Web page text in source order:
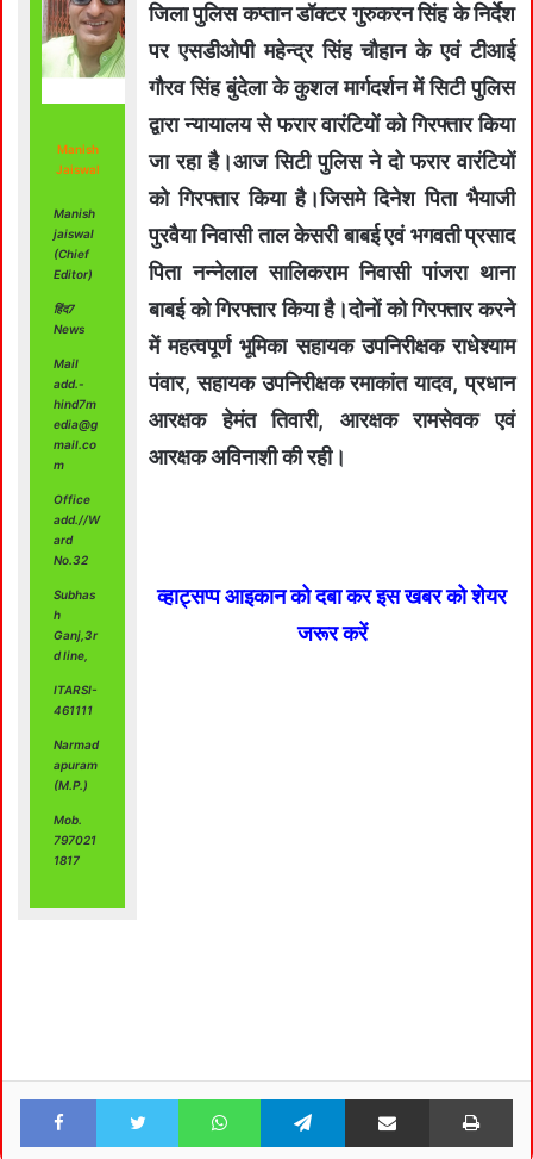
Manish
Jaiswal
Manish
jaiswal
(Chief
Editor)
हिंद7
News
Mail
add.-
hind7m
edia@g
mail.co
m
Office
add.//W
ard
No.32
Subhas
h
Ganj,3r
d line,
ITARSI-
461111
Narmad
apuram
(M.P.)
Mob.
797021
1817
जिला पुलिस कप्तान डॉक्टर गुरुकरन सिंह के निर्देश
पर एसडीओपी महेन्द्र सिंह चौहान के एवं टीआई
गौरव सिंह बुंदेला के कुशल मार्गदर्शन में सिटी पुलिस
द्वारा न्यायालय से फरार वारंटियों को गिरफ्तार किया
जा रहा है।आज सिटी पुलिस ने दो फरार वारंटियों
को गिरफ्तार किया है।जिसमे दिनेश पिता भैयाजी
पुरवैया निवासी ताल केसरी बाबई एवं भगवती प्रसाद
पिता नन्नेलाल सालिकराम निवासी पांजरा थाना
बाबई को गिरफ्तार किया है।दोनों को गिरफ्तार करने
में महत्वपूर्ण भूमिका सहायक उपनिरीक्षक राधेश्याम
पंवार, सहायक उपनिरीक्षक रमाकांत यादव, प्रधान
आरक्षक हेमंत तिवारी, आरक्षक रामसेवक एवं
आरक्षक अविनाशी की रही।
व्हाट्सप्प आइकान को दबा कर इस खबर को शेयर
जरूर करें
Facebook Twitter WhatsApp Telegram Share via Email